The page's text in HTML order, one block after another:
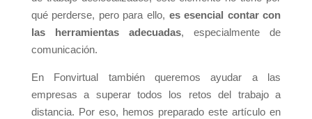
qué perderse, pero para ello, es esencial contar con
las herramientas adecuadas, especialmente de
comunicación.
En Fonvirtual también queremos ayudar a las
empresas a superar todos los retos del trabajo a
distancia. Por eso, hemos preparado este artículo en